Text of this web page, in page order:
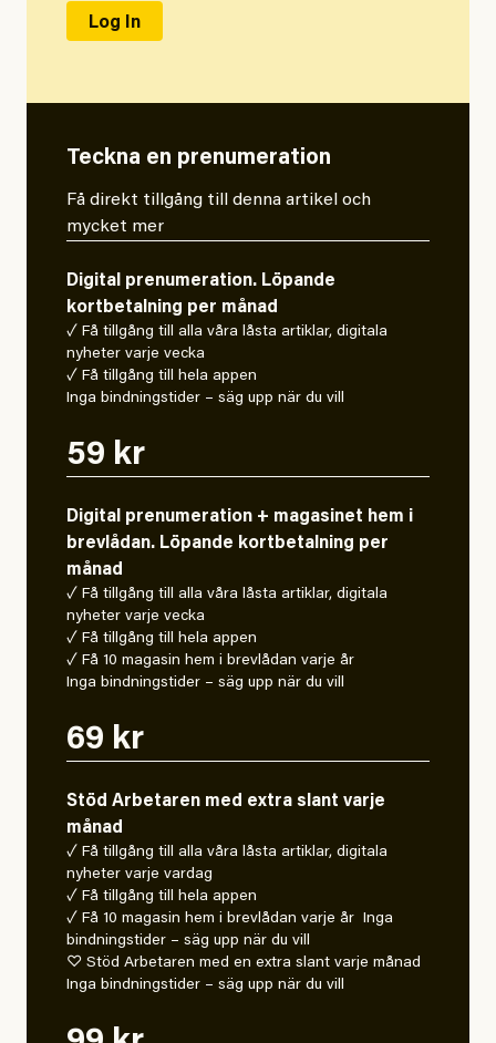
Teckna en prenumeration
Få direkt tillgång till denna artikel och
mycket mer
Digital prenumeration. Löpande
kortbetalning per månad
✓ Få tillgång till alla våra låsta artiklar, digitala
nyheter varje vecka
✓ Få tillgång till hela appen
Inga bindningstider – säg upp när du vill
59 kr
Digital prenumeration + magasinet hem i
brevlådan. Löpande kortbetalning per
månad
✓ Få tillgång till alla våra låsta artiklar, digitala
nyheter varje vecka
✓ Få tillgång till hela appen
✓ Få 10 magasin hem i brevlådan varje år
Inga bindningstider – säg upp när du vill
69 kr
Stöd Arbetaren med extra slant varje
månad
✓ Få tillgång till alla våra låsta artiklar, digitala
nyheter varje vardag
✓ Få tillgång till hela appen
✓ Få 10 magasin hem i brevlådan varje år Inga
bindningstider – säg upp när du vill
♡ Stöd Arbetaren med en extra slant varje månad
Inga bindningstider – säg upp när du vill